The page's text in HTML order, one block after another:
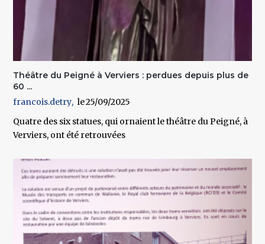
Théâtre du Peigné à Verviers : perdues depuis plus de
60 ...
francois.detry
25/09/2025
Quatre des six statues, qui ornaient le théâtre du Peigné, à
Verviers, ont été retrouvées